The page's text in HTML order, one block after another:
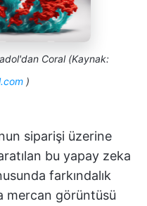
Coral (Kaynak:
)
siparişi üzerine
bu yapay zeka
farkındalık
mercan görüntüsü